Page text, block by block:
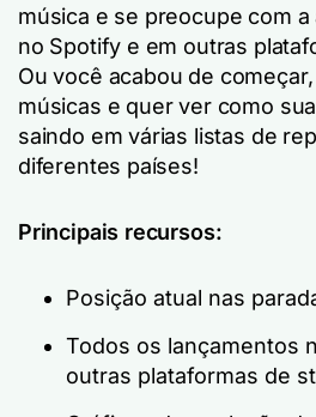
música e se preocupe com
no Spotify e em outras
Ou você acabou de
músicas e quer ver como
saindo em várias listas de
diferentes países!
Principais recursos:
Posição atual nas
Todos os lançamentos
outras plataformas de